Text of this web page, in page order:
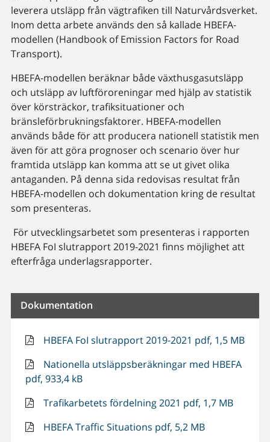
leverera utsläpp från vägtrafiken till Naturvårdsverket.
Inom detta arbete används den så kallade HBEFA-
modellen (Handbook of Emission Factors for Road
Transport).
HBEFA-modellen beräknar både växthusgasutsläpp
och utsläpp av luftföroreningar med hjälp av statistik
över körsträckor, trafiksituationer och
bränsleförbrukningsfaktorer. HBEFA-modellen
används både för att producera nationell statistik men
även för att göra prognoser och scenario över hur
framtida utsläpp kan komma att se ut givet olika
antaganden. På denna sida redovisas resultat från
HBEFA-modellen och dokumentation kring de resultat
som presenteras.
För utvecklingsarbetet som presenteras i rapporten
HBEFA FoI slutrapport 2019-2021 finns möjlighet att
efterfråga underlagsrapporter.
Dokumentation
HBEFA FoI slutrapport 2019-2021 pdf, 1,5 MB
Nationella utsläppsberäkningar med HBEFA
pdf, 933,4 kB
Trafikarbetets fördelning 2021 pdf, 1,7 MB
HBEFA Traffic Situations pdf, 5,2 MB